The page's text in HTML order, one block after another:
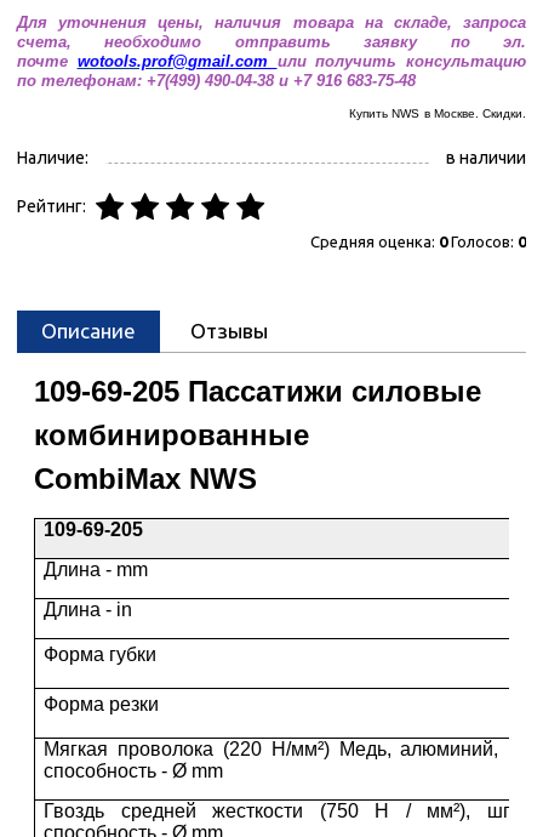
Для уточнения цены, наличия товара на складе, запроса
счета, необходимо отправить заявку по эл.
почте wotools.prof@gmail.com или получить консультацию
по телефонам: +7(499) 490-04-38 и +7 916 683-75-48
Купить NWS в Москве. Скидки.
Наличие: в наличии
Рейтинг:
Средняя оценка: 0Голосов: 0
Описание Отзывы
109-69-205 Пассатижи силовые
комбинированные
CombiMax NWS
109-69-205
Длина - mm
Длина - in
Форма губки
Форма резки
Мягкая проволока (220 Н/мм²) Медь, алюминий,
способность - Ø mm
Гвоздь средней жесткости (750 Н / мм²),